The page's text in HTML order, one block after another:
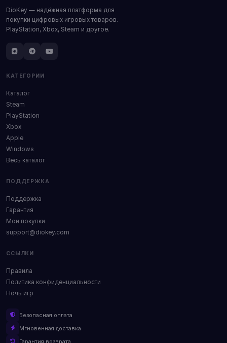
DioKey — надёжная платформа для
покупки цифровых игровых товаров.
PlayStation, Xbox, Steam и другое.
КАТЕГОРИИ
Каталог
Steam
PlayStation
Xbox
Apple
Windows
Весь каталог
ПОДДЕРЖКА
Поддержка
Гарантия
Мои покупки
support@diokey.com
ССЫЛКИ
Правила
Политика конфиденциальности
Ночь игр
Безопасная оплата
Мгновенная доставка
Гарантия возврата